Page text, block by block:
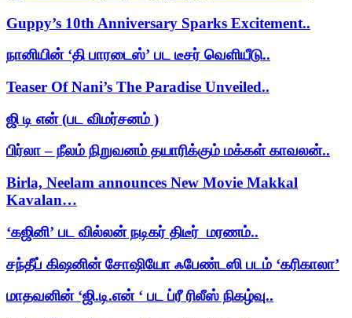
Guppy’s 10th Anniversary Sparks Excitement..
நானியின் ‘தி பாரடைஸ்’ பட டீசர் வெளியீடு..
Teaser Of Nani’s The Paradise Unveiled..
ஜி டி என் (பட விமர்சனம் )
பிர்லா – நீலம் நிறுவனம் தயாரிக்கும் மக்கள் காவலன்..
Birla, Neelam announces New Movie Makkal
Kavalan…
‘கஜினி’ பட வில்லன் நடிகர் திடீர் மரணம்..
சந்தீப் கிஷனின் சோஷியோ ஃபேண்டஸி படம் ‘கரிகாலா’
மாதவனின் ‘ஜி.டி.என் ‘ பட ப்ரீ ரிலீஸ் நிகழ்வு..